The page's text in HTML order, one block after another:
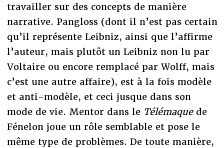
travailler sur des concepts de manière
narrative. Pangloss (dont il n’est pas certain
qu’il représente Leibniz, ainsi que l’affirme
l’auteur, mais plutôt un Leibniz non lu par
Voltaire ou encore remplacé par Wolff, mais
c’est une autre affaire), est à la fois modèle
et anti-modèle, et ceci jusque dans son
mode de vie. Mentor dans le Télémaque de
Fénelon joue un rôle semblable et pose le
même type de problèmes. De toute manière,